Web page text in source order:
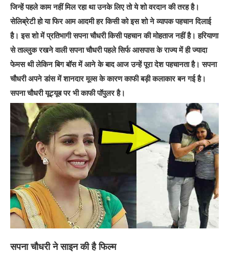
जिन्हें पहले काम नहीं मिल रहा था उनके लिए तो ये शो वरदान की तरह है।
सेलिब्रेटी हो या फिर आम आदमी हर किसी को इस शो ने व्यापक पहचान दिलाई
है। इस शो में प्रतिभागी सपना चौधरी किसी पहचान की मोहताज नहीं है। हरियाणा
से ताल्लुक रखने वाली सपना चौधरी पहले सिर्फ आसपास के राज्य में ही ज्यादा
फेमस थी लेकिन बिग बॉस में आने के बाद आज उन्हें पूरा देश पहचानता है। सपना
चौधरी अपने डांस में शानदार मूव्स के कारण काफी बड़ी कलाकार बन गई है।
सपना चौधरी यूट्यूब पर भी काफी पॉपुलर है।
सपना चौधरी ने साइन की है फिल्म